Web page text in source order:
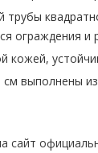
трубы
ограждения и
кожей,
выполнены
сайт